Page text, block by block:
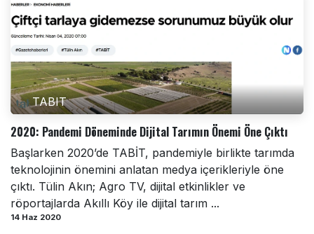
TABIT
2020: Pandemi Döneminde Dijital Tarımın Önemi Öne Çıktı
Başlarken 2020’de TABİT, pandemiyle birlikte tarımda
teknolojinin önemini anlatan medya içerikleriyle öne
çıktı. Tülin Akın; Agro TV, dijital etkinlikler ve
röportajlarda Akıllı Köy ile dijital tarım ...
14 Haz 2020